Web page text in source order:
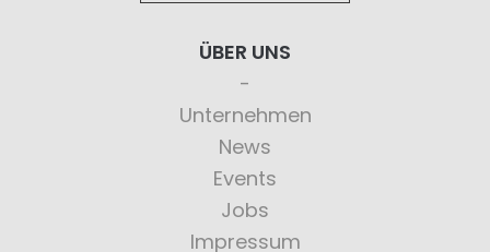
ÜBER UNS
Unternehmen
News
Events
Jobs
Impressum